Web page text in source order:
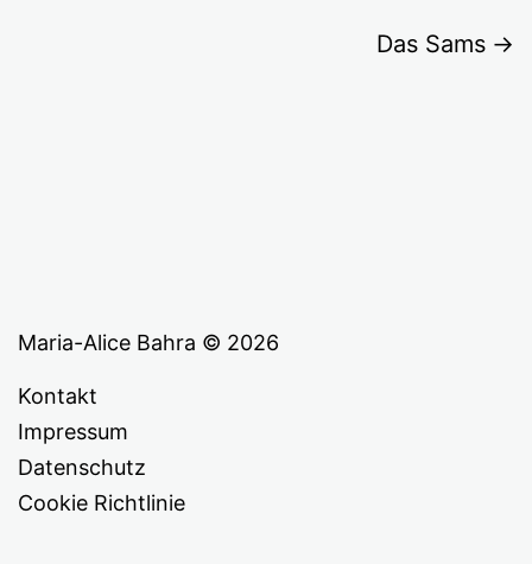
Das Sams
Maria-Alice Bahra © 2026
Kontakt
Impressum
Datenschutz
Cookie Richtlinie